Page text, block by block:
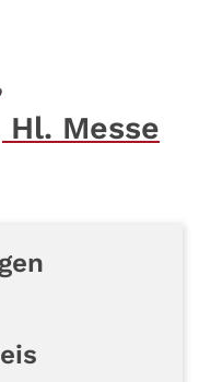
Messe